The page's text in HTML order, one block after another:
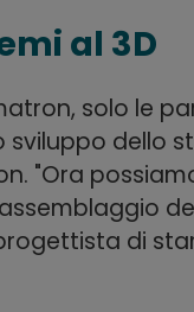
al 3D
solo le
dello
"Ora
di